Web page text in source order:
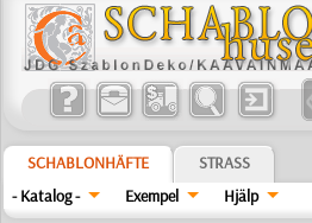
SCHABLONHÄFTE
STRASS
- Katalog -
Exempel Hjälp